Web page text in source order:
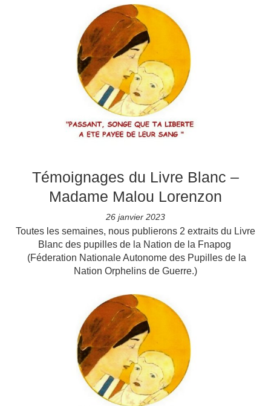
Témoignages du Livre Blanc –
Madame Malou Lorenzon
26 janvier 2023
Toutes les semaines, nous publierons 2 extraits du Livre
Blanc des pupilles de la Nation de la Fnapog
(Féderation Nationale Autonome des Pupilles de la
Nation Orphelins de Guerre.)